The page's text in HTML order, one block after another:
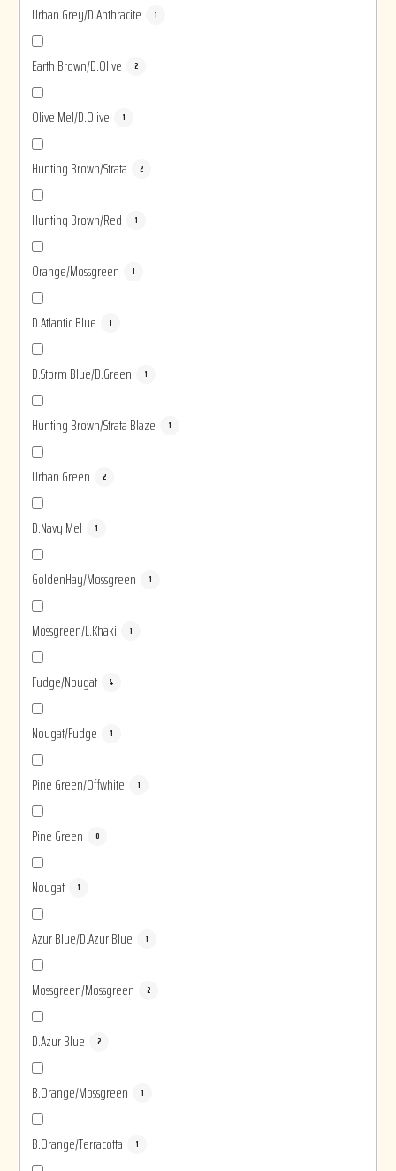
Urban Grey/D.Anthracite 1
Earth Brown/D.Olive 2
Olive Mel/D.Olive 1
Hunting Brown/Strata 2
Hunting Brown/Red 1
Orange/Mossgreen 1
D.Atlantic Blue 1
D.Storm Blue/D.Green 1
Hunting Brown/Strata Blaze 1
Urban Green 2
D.Navy Mel 1
GoldenHay/Mossgreen 1
Mossgreen/L.Khaki 1
Fudge/Nougat 4
Nougat/Fudge 1
Pine Green/Offwhite 1
Pine Green 8
Nougat 1
Azur Blue/D.Azur Blue 1
Mossgreen/Mossgreen 2
D.Azur Blue 2
B.Orange/Mossgreen 1
B.Orange/Terracotta 1